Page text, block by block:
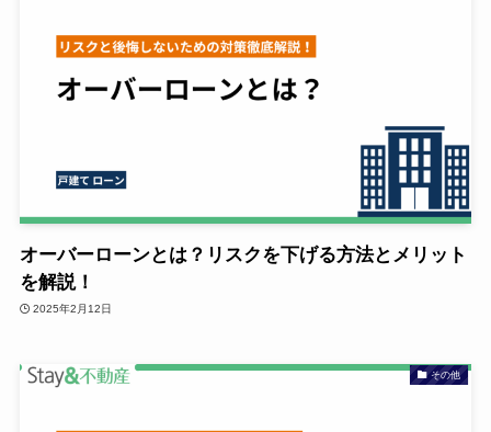
オーバーローンとは？リスクを下げる方法とメリット
を解説！
2025年2月12日
その他